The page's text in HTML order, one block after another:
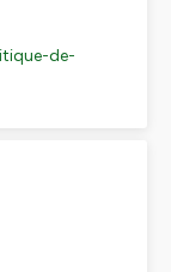
de-